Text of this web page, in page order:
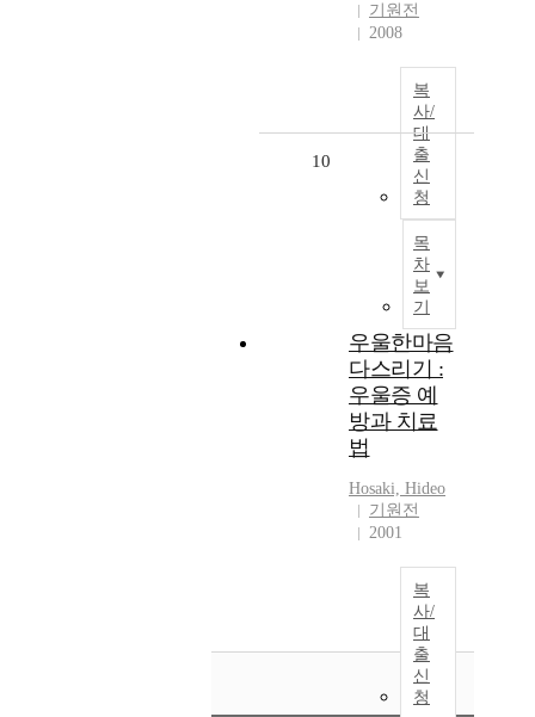
기원전
2008
복
사/
대
출
신
청
목
차
보
기
10
우울한마음
다스리기 :
우울증 예
방과 치료
법
Hosaki, Hideo
기원전
2001
복
사/
대
출
신
청